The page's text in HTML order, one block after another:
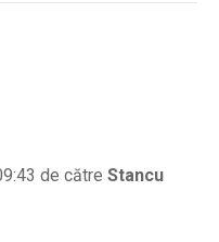
de către Stancu